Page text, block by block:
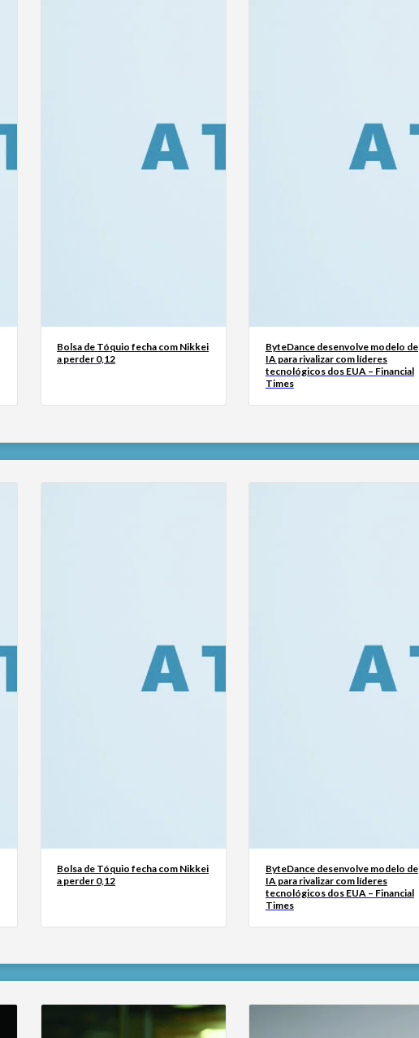
Bolsa de Tóquio fecha com Nikkei
a perder 0,12
ByteDance desenvolve modelo de
IA para rivalizar com líderes
tecnológicos dos EUA – Financial
Times
Bolsa de Tóquio fecha com Nikkei
a perder 0,12
ByteDance desenvolve modelo de
IA para rivalizar com líderes
tecnológicos dos EUA – Financial
Times